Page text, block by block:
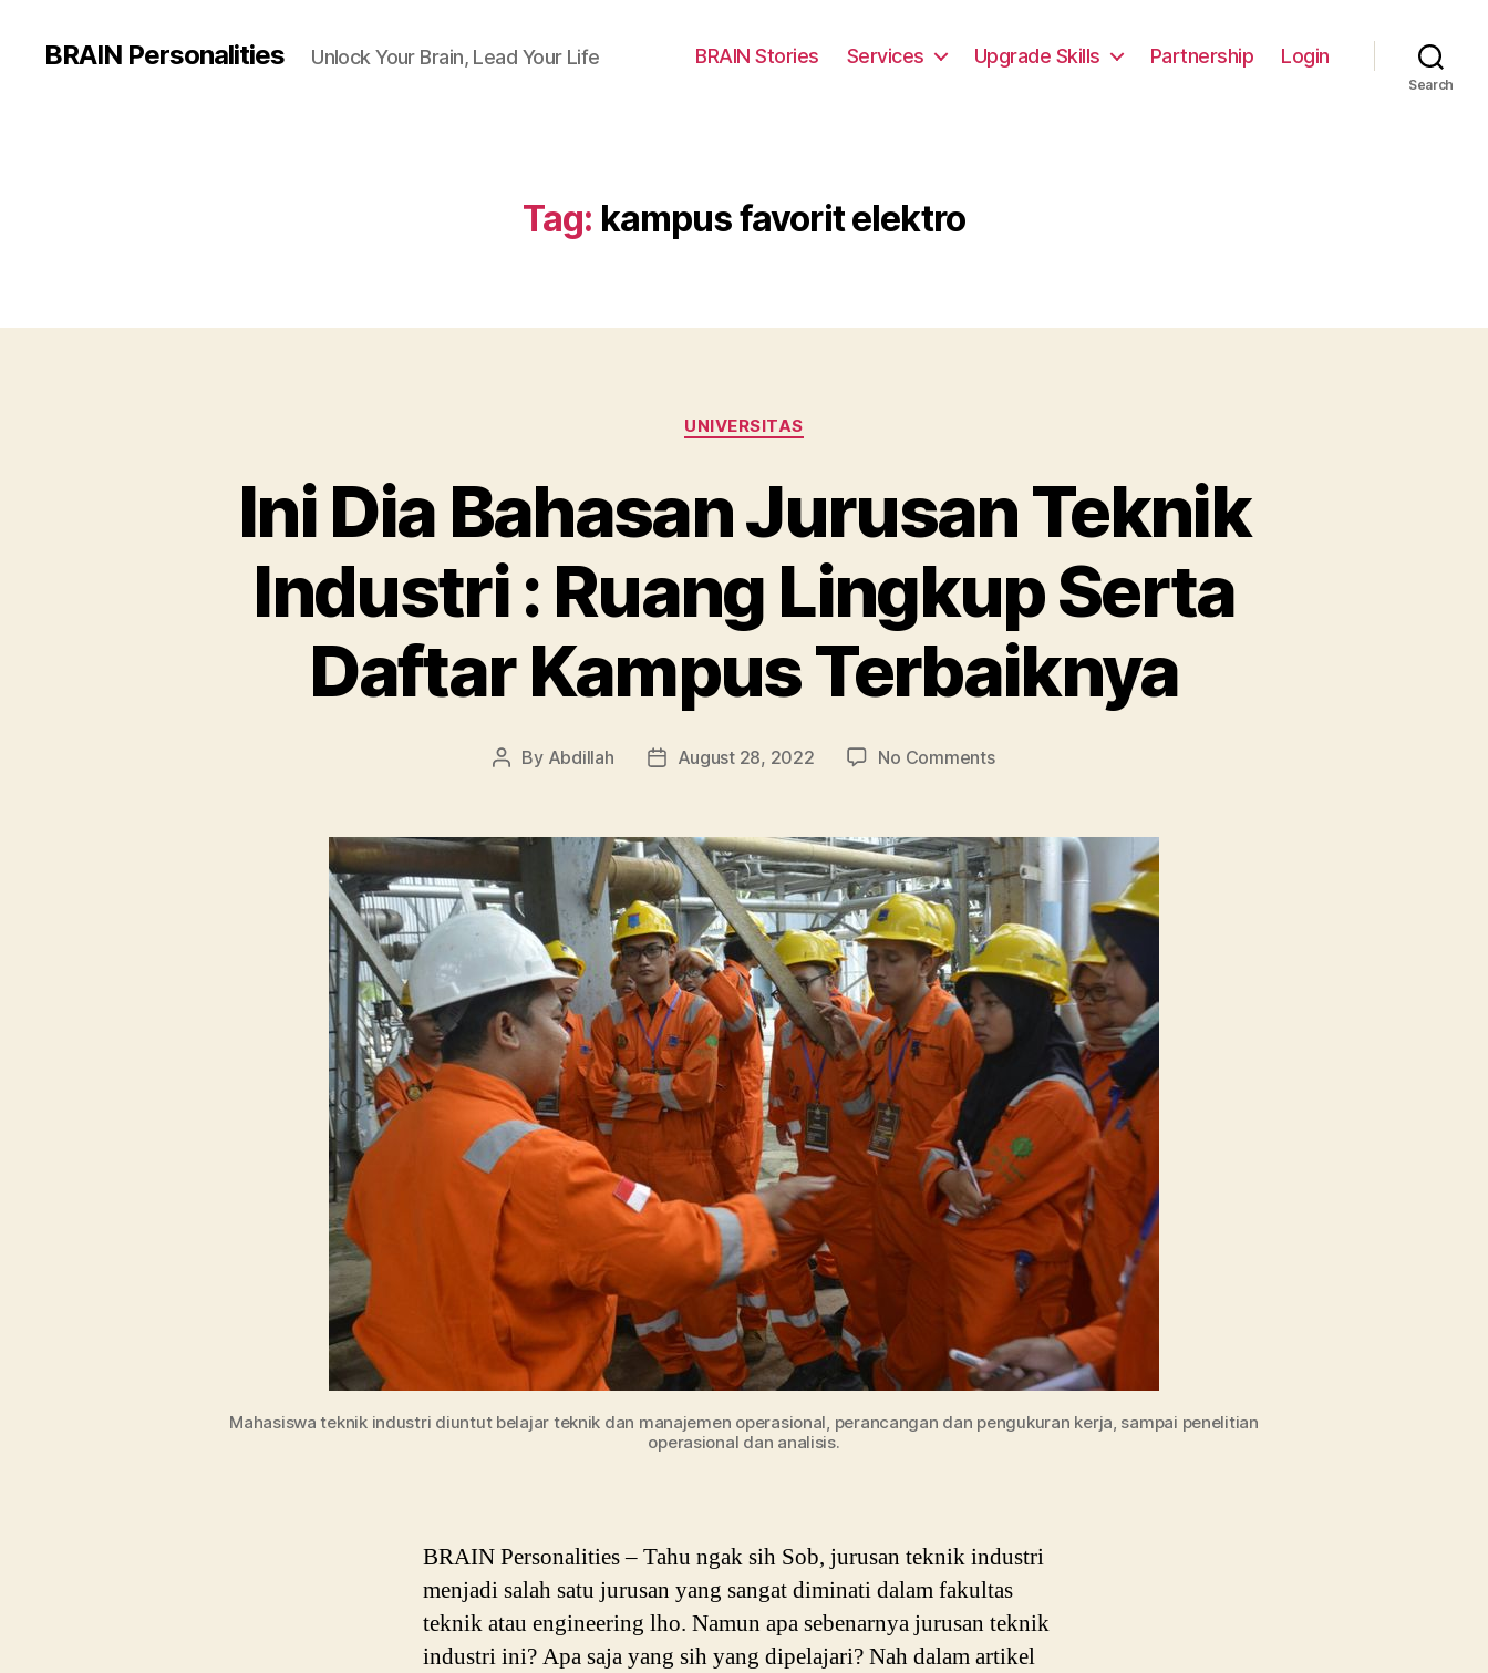
BRAIN Personalities Unlock Your Brain, Lead Your Life BRAIN Stories Services Upgrade Skills Partnership Login
Search
Tag: kampus favorit elektro
Categories
UNIVERSITAS
Ini Dia Bahasan Jurusan Teknik
Industri : Ruang Lingkup Serta
Daftar Kampus Terbaiknya
Post
By Abdillah
PostAugust 28, 2022 No Commentson
Bahasan
Jurusan
Teknik
Industri
:
Ruang
Lingkup
Serta
Daftar
Kampus
Terbaiknya
Mahasiswa teknik industri diuntut belajar teknik dan manajemen operasional, perancangan dan pengukuran kerja, sampai penelitian
operasional dan analisis.
BRAIN Personalities – Tahu ngak sih Sob, jurusan teknik industri
menjadi salah satu jurusan yang sangat diminati dalam fakultas
teknik atau engineering lho. Namun apa sebenarnya jurusan teknik
industri ini? Apa saja yang sih yang dipelajari? Nah dalam artikel